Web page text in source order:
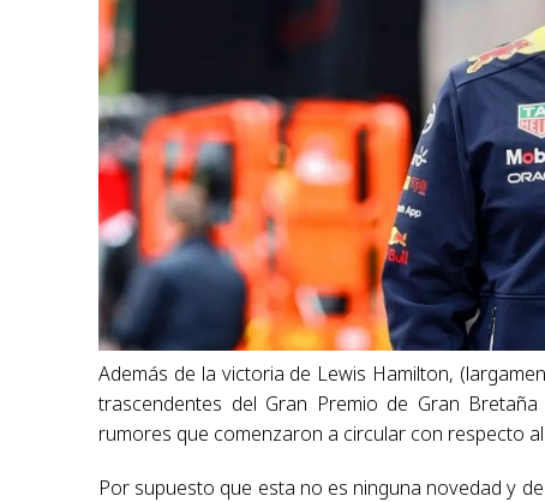
Además de la victoria de Lewis Hamilton,
trascendentes del Gran Premio de Gran
rumores que comenzaron a circular con respecto
Por supuesto que esta no es ninguna novedad y